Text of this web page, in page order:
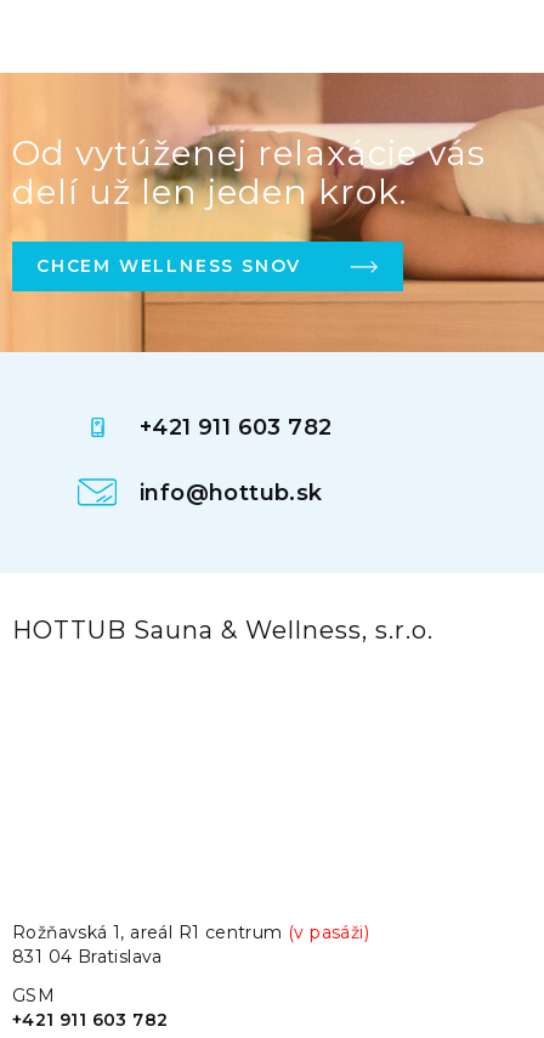
Od vytúženej relaxácie vás
delí už len jeden krok.
CHCEM WELLNESS SNOV
+421 911 603 782
info@hottub.sk
HOTTUB Sauna & Wellness, s.r.o.
Rožňavská 1, areál R1 centrum (v pasáži)
831 04 Bratislava
GSM
+421 911 603 782